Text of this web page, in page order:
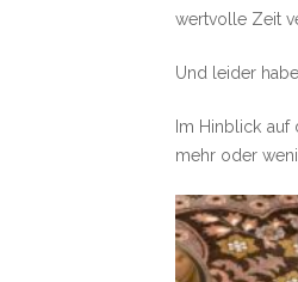
wertvolle Zeit
Und leider
Im Hinblick
mehr oder